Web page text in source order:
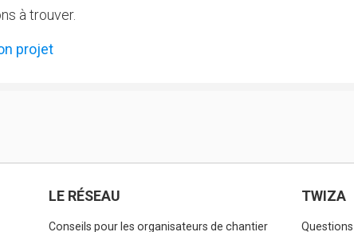
à trouver.
projet
LE RÉSEAU
Conseils pour les organisateurs de chantier
TWIZA